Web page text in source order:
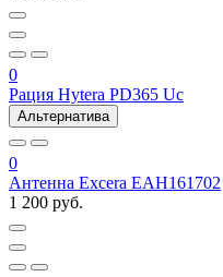
0
Рация Hytera PD365 Uc
Альтернатива
0
Антенна Excera EAH161702
1 200 руб.